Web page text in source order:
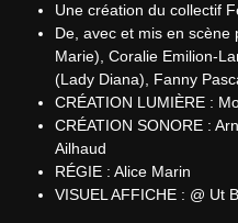
Une création du collectif
De, avec et mis en
Marie), Coralie Emilion-
(Lady Diana), Fanny
CRÉATION LUMIÈRE :
CRÉATION SONORE :
Ailhaud
RÉGIE : Alice Marin
VISUEL AFFICHE : @ Ut